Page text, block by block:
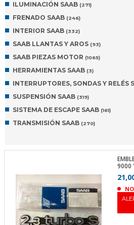
ILUMINACIÓN SAAB (271)
FRENADO SAAB (246)
INTERIOR SAAB (332)
SAAB LLANTAS Y AROS (93)
SAAB PIEZAS MOTOR (1065)
HERRAMIENTAS SAAB (3)
INTERRUPTORES, SONDAS Y RELÉS
SUSPENSIÓN SAAB (319)
SISTEMA DE ESCAPE SAAB (161)
TRANSMISIÓN SAAB (270)
9000